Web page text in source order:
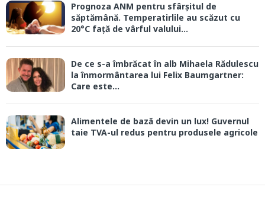
Prognoza ANM pentru sfârșitul de
săptămână. Temperatirlile au scăzut cu
20°C față de vârful valului...
De ce s-a îmbrăcat în alb Mihaela Rădulescu
la înmormântarea lui Felix Baumgartner:
Care este...
Alimentele de bază devin un lux! Guvernul
taie TVA-ul redus pentru produsele agricole